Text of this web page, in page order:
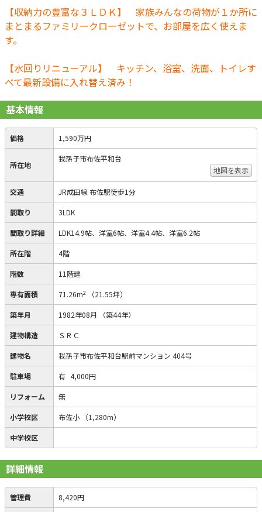
【収納力の豊富な３ＬＤＫ】 家族みんなの荷物が１か所に
まとまるファミリークローゼットで、お部屋を広く使えま
す。
【水回りリニューアル】 キッチン、浴室、洗面、トイレす
べて最新設備に入れ替え済み！
基本情報
価格 1,590万円
所在地
我孫子市布佐平和台
地図を表示
交通 JR成田線 布佐駅徒歩1分
間取り 3LDK
間取り詳細 LDK14.9帖、洋室6帖、洋室4.4帖、洋室6.2帖
所在階 4階
階数 11階建
専有面積 71.26m2 （21.55坪）
築年月 1982年08月 （築44年）
建物構造 ＳＲＣ
建物名 我孫子市布佐平和台駅前マンション 404号
駐車場 有 4,000円
リフォーム 無
小学校区 布佐小 （1,280m）
中学校区
詳細情報
管理費 8,420円